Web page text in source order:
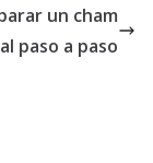
un cham
paso a paso